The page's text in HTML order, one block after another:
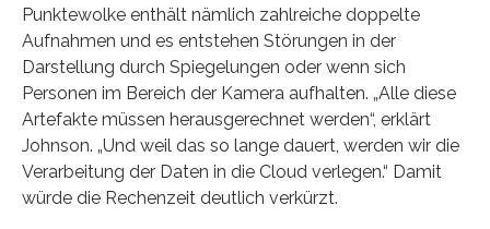
Punktewolke enthält nämlich zahlreiche doppelte
Aufnahmen und es entstehen Störungen in der
Darstellung durch Spiegelungen oder wenn sich
Personen im Bereich der Kamera aufhalten. „Alle diese
Artefakte müssen herausgerechnet werden“, erklärt
Johnson. „Und weil das so lange dauert, werden wir die
Verarbeitung der Daten in die Cloud verlegen.“ Damit
würde die Rechenzeit deutlich verkürzt.